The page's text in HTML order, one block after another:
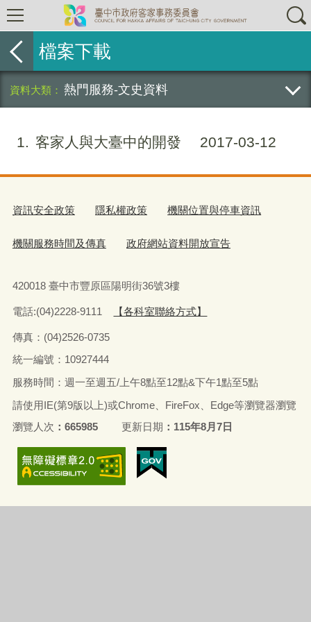
檔案下載
熱門服務-文史資料
1 客家人與大臺中的開發 2017-03-12
資訊安全政策 隱私權政策 機關位置與停車資訊
機關服務時間及傳真 政府網站資料開放宣告
420018 臺中市豐原區陽明街36號3樓
電話:(04)2228-9111 【各科室聯絡方式】
傳真：(04)2526-0735
統一編號：10927444
服務時間：週一至週五/上午8點至12點&下午1點至5點
請使用IE(第9版以上)或Chrome、FireFox、Edge等瀏覽器瀏覽
瀏覽人次
665985 更新日期 115年8月7日